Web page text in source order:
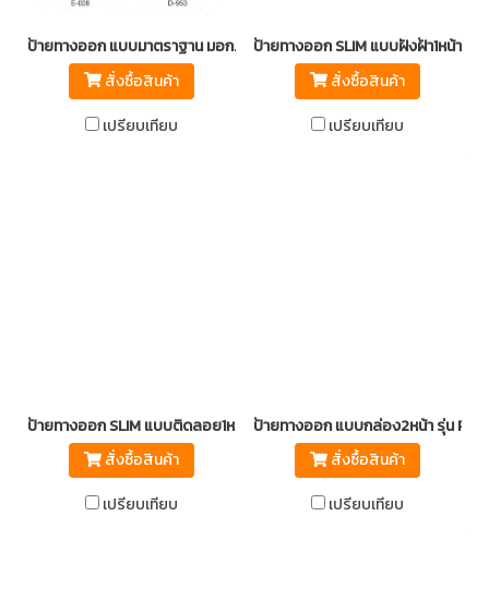
ป้ายทางออก แบบมาตราฐาน มอก.1955-2551
สั่งซื้อสินค้า
เปรียบเทียบ
ป้ายทางออก SLIM แบบฝังฝ้า1หน้า รุ่น
สั่งซื้อสินค้า
เปรียบเทียบ
ป้ายทางออก SLIM แบบติดลอย1หน้า รุ่น PWE 303 SCE LED-3HR มอก
สั่งซื้อสินค้า
เปรียบเทียบ
ป้ายทางออก แบบกล่อง2หน้า รุ่น PWE
สั่งซื้อสินค้า
เปรียบเทียบ